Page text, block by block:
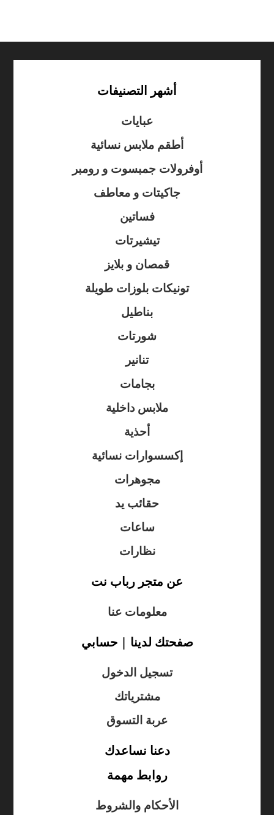
أشهر التصنيفات
عبايات
أطقم ملابس نسائية
أوفرولات جمبسوت و رومبر
جاكيتات و معاطف
فساتين
تيشيرتات
قمصان و بلايز
تونيكات بلوزات طويلة
بناطيل
شورتات
تنانير
بجامات
ملابس داخلية
أحذية
إكسسوارات نسائية
مجوهرات
حقائب يد
ساعات
نظارات
عن متجر رباب نت
معلومات عنا
صفحتك لدينا | حسابي
تسجيل الدخول
مشترياتك
عربة التسوق
دعنا نساعدك
روابط مهمة
الأحكام والشروط